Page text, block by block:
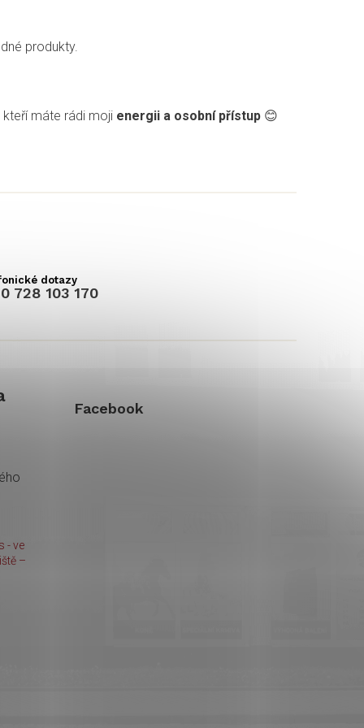
produkty.
máte rádi moji energii a osobní přístup 😊
728 103 170
- ve
–
Facebook